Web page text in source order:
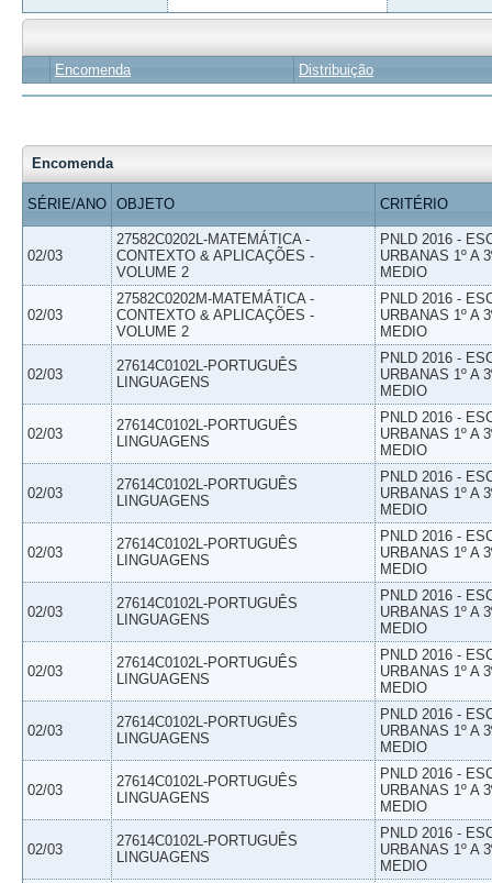
Encomenda Distribuição
Encomenda
SÉRIE/ANO OBJETO CRITÉRIO
02/03
27582C0202L-MATEMÁTICA -
CONTEXTO & APLICAÇÕES -
VOLUME 2
PNLD 2016 -
URBANAS 1º A
MEDIO
02/03
27582C0202M-MATEMÁTICA -
CONTEXTO & APLICAÇÕES -
VOLUME 2
PNLD 2016 -
URBANAS 1º A
MEDIO
02/03
27614C0102L-PORTUGUÊS
LINGUAGENS
PNLD 2016 -
URBANAS 1º A
MEDIO
02/03
27614C0102L-PORTUGUÊS
LINGUAGENS
PNLD 2016 -
URBANAS 1º A
MEDIO
02/03
27614C0102L-PORTUGUÊS
LINGUAGENS
PNLD 2016 -
URBANAS 1º A
MEDIO
02/03
27614C0102L-PORTUGUÊS
LINGUAGENS
PNLD 2016 -
URBANAS 1º A
MEDIO
02/03
27614C0102L-PORTUGUÊS
LINGUAGENS
PNLD 2016 -
URBANAS 1º A
MEDIO
02/03
27614C0102L-PORTUGUÊS
LINGUAGENS
PNLD 2016 -
URBANAS 1º A
MEDIO
02/03
27614C0102L-PORTUGUÊS
LINGUAGENS
PNLD 2016 -
URBANAS 1º A
MEDIO
02/03
27614C0102L-PORTUGUÊS
LINGUAGENS
PNLD 2016 -
URBANAS 1º A
MEDIO
02/03
27614C0102L-PORTUGUÊS
LINGUAGENS
PNLD 2016 -
URBANAS 1º A
MEDIO